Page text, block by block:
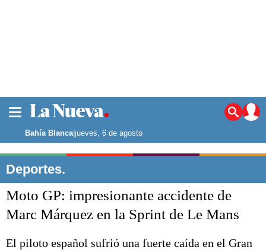
Noticias
La ciudad
Punta Alta
El mundo
Seguridad
Opinión
Deportes
Escenario Olímpico
Bahía Blanca|jueves, 6 de agosto
Deportes.
Moto GP: impresionante accidente de
Marc Márquez en la Sprint de Le Mans
El piloto español sufrió una fuerte caída en el Gran